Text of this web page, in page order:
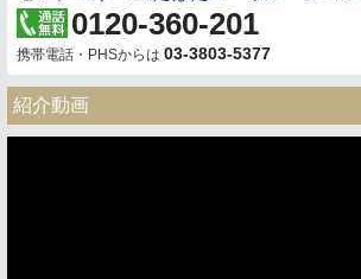
0120-360-201
携帯電話・PHSからは 03-3803-5377
紹介動画